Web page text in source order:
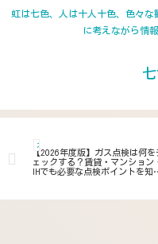
虹は七色、人は十人十色、色々
に考えながら情
た
ガス
【2026年度版】ガス点検は何を
ェックする？賃貸・マンション
IHでも必要な点検ポイントを知